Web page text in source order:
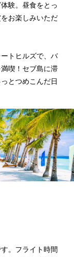
験。昼食をとっ
お楽しみいただ
トヒルズで、バ
喫！セブ島に滞
とつめこんだ日
。フライト時間